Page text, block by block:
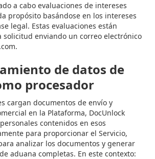
a cabo evaluaciones de intereses
propósito basándose en los intereses
legal. Estas evaluaciones están
solicitud enviando un correo electrónico
de datos de
procesador
cargan documentos de envío y
en la Plataforma, DocUnlock
contenidos en esos
para proporcionar el Servicio,
analizar los documentos y generar
aduana completas. En este contexto: